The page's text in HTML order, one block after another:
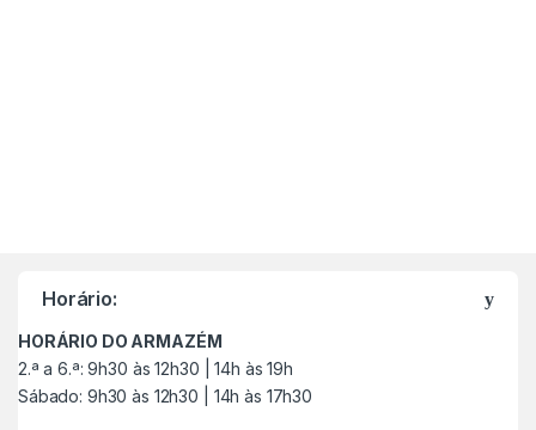
Horário:
HORÁRIO DO ARMAZÉM
2.ª a 6.ª: 9h30 às 12h30 | 14h às 19h
Sábado: 9h30 às 12h30 | 14h às 17h30